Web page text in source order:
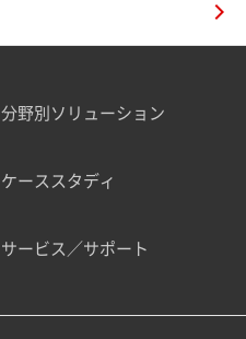
分野別ソリューション
ケーススタディ
サービス／サポート